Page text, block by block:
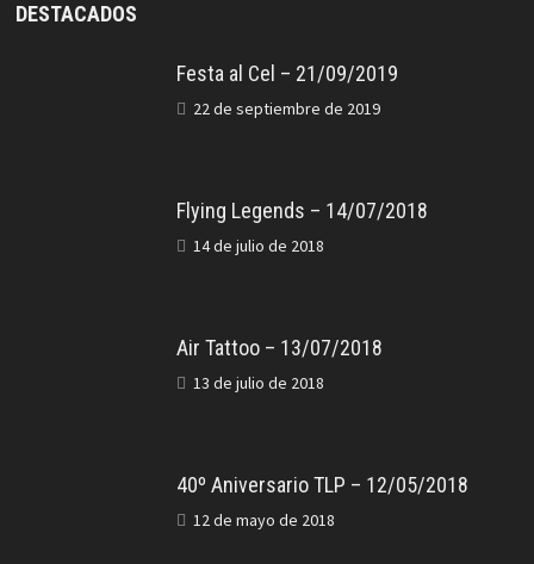
DESTACADOS
Festa al Cel – 21/09/2019
22 de septiembre de 2019
Flying Legends – 14/07/2018
14 de julio de 2018
Air Tattoo – 13/07/2018
13 de julio de 2018
40º Aniversario TLP – 12/05/2018
12 de mayo de 2018